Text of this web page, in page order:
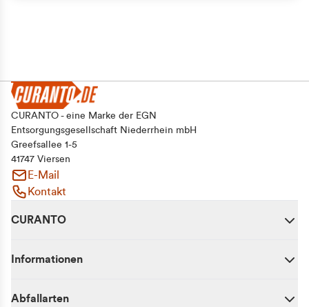
CURANTO - eine Marke der EGN
Entsorgungsgesellschaft Niederrhein mbH
Greefsallee 1-5
41747 Viersen
E-Mail
Kontakt
CURANTO
Informationen
Abfallarten